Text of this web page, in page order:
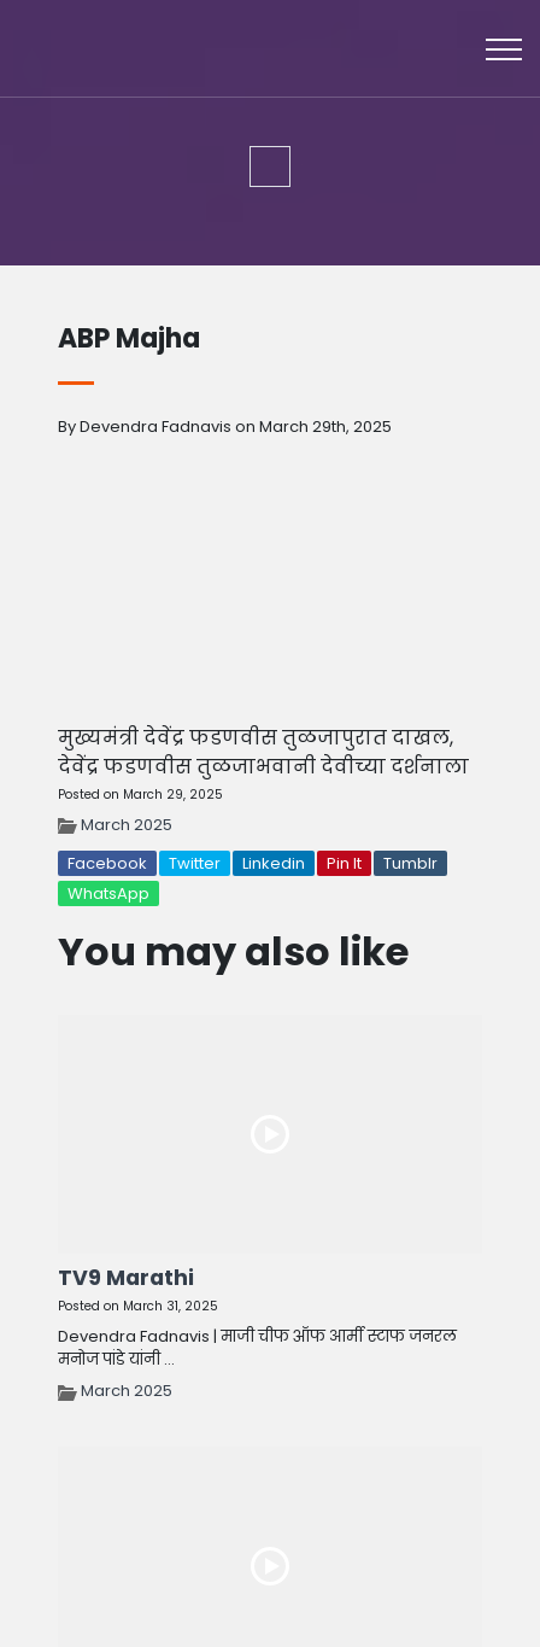
ABP Majha
By Devendra Fadnavis on March 29th, 2025
मुख्यमंत्री देवेंद्र फडणवीस तुळजापुरात दाखल,
देवेंद्र फडणवीस तुळजाभवानी देवीच्या दर्शनाला
Posted on March 29, 2025
March 2025
Facebook
Twitter Linkedin Pin It
Tumblr
WhatsApp
You may also like
TV9 Marathi
Posted on March 31, 2025
Devendra Fadnavis | माजी चीफ ऑफ आर्मी स्टाफ जनरल
मनोज पांडे यांनी ...
March 2025